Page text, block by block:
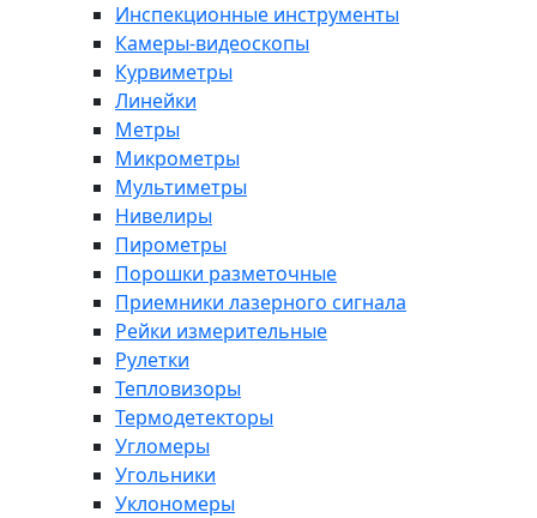
Инспекционные инструменты
Камеры-видеоскопы
Курвиметры
Линейки
Метры
Микрометры
Мультиметры
Нивелиры
Пирометры
Порошки разметочные
Приемники лазерного сигнала
Рейки измерительные
Рулетки
Тепловизоры
Термодетекторы
Угломеры
Угольники
Уклономеры